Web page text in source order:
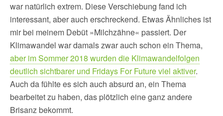
war natürlich extrem. Diese Verschiebung fand ich
interessant, aber auch erschreckend. Etwas Ähnliches ist
mir bei meinem Debüt »Milchzähne« passiert. Der
Klimawandel war damals zwar auch schon ein Thema,
aber im Sommer 2018 wurden die Klimawandelfolgen
deutlich sichtbarer und Fridays For Future viel aktiver.
Auch da fühlte es sich auch absurd an, ein Thema
bearbeitet zu haben, das plötzlich eine ganz andere
Brisanz bekommt.